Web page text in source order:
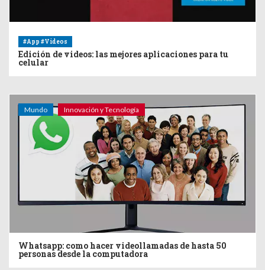
#App #Videos
Edición de videos: las mejores aplicaciones para tu
celular
Mundo Innovación y Tecnología
Whatsapp: como hacer videollamadas de hasta 50
personas desde la computadora